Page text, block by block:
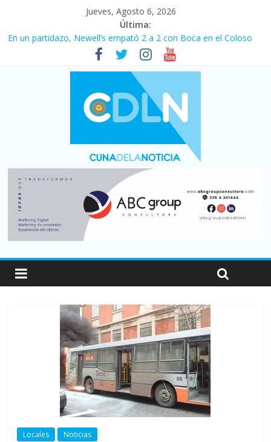
Jueves, Agosto 6, 2026
Última:
En un partidazo, Newell’s empató 2 a 2 con Boca en el Coloso
Vacaciones de invierno con más movimiento y consumo
turístico: 4,6 millones de personas viajaron por el país, un 5,9%
Fuerte caída de la venta de autos usados en julio: bajó un 12,6%
Central venció 1 a 0 al River de Coudet en el Monumental
Pullaro mejora sus relaciones con el Gobierno nacional
Locales Noticias